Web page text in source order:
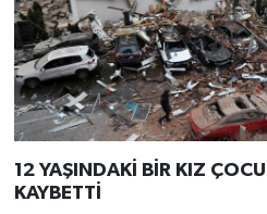
12 YAŞINDAKİ BİR KIZ
KAYBETTİ